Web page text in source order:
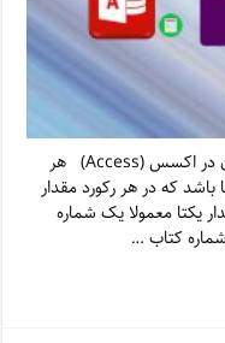
کلید اصلی (Primary Key) و نحوه ایجاد آن در اکسس (Access) هر
باشد که در هر رکورد مقدار
یکتا معمولا یک شماره
کتاب …